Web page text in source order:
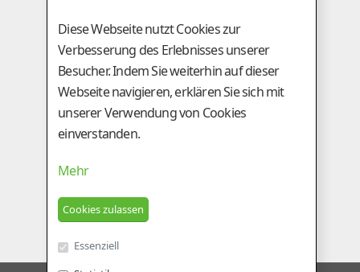
Diese Webseite nutzt Cookies zur
Verbesserung des Erlebnisses unserer
Besucher. Indem Sie weiterhin auf dieser
Webseite navigieren, erklären Sie sich mit
unserer Verwendung von Cookies
einverstanden.
Mehr
Essenziell
+43 (0)50 / 259 - 49000
be@genostar.at
GESCHÄFTSSTELLE
Am Tieberhof 6
+43 (0)3112 / 5924
besamung@genostar.at